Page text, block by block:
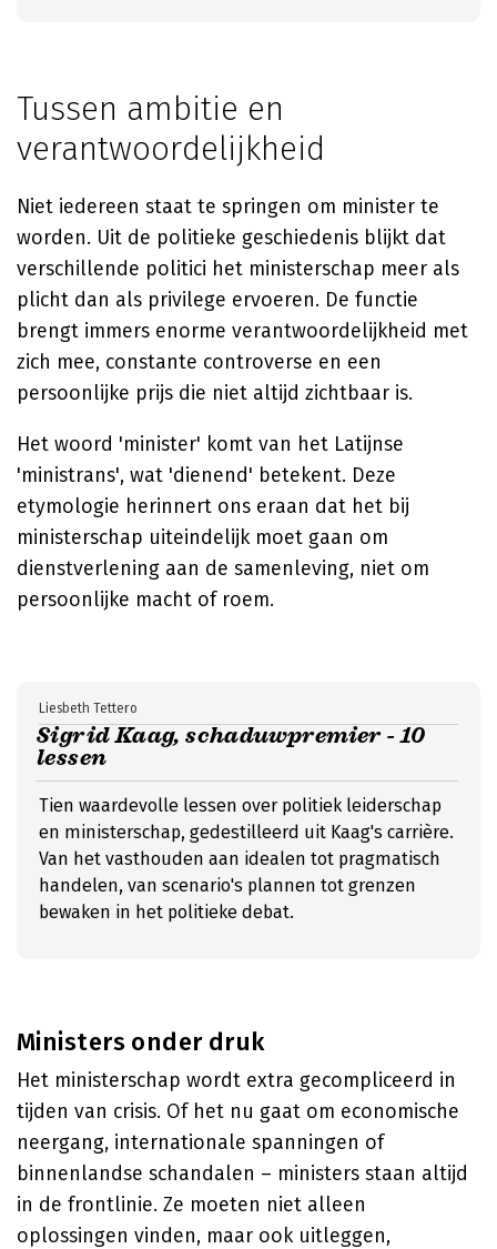
Tussen ambitie en
verantwoordelijkheid
Niet iedereen staat te springen om minister te
worden. Uit de politieke geschiedenis blijkt dat
verschillende politici het ministerschap meer als
plicht dan als privilege ervoeren. De functie
brengt immers enorme verantwoordelijkheid met
zich mee, constante controverse en een
persoonlijke prijs die niet altijd zichtbaar is.
Het woord 'minister' komt van het Latijnse
'ministrans', wat 'dienend' betekent. Deze
etymologie herinnert ons eraan dat het bij
ministerschap uiteindelijk moet gaan om
dienstverlening aan de samenleving, niet om
persoonlijke macht of roem.
Sigrid Kaag, schaduwpremier - 10
lessen
Liesbeth Tettero
Tien waardevolle lessen over politiek leiderschap
en ministerschap, gedestilleerd uit Kaag's carrière.
Van het vasthouden aan idealen tot pragmatisch
handelen, van scenario's plannen tot grenzen
bewaken in het politieke debat.
Ministers onder druk
Het ministerschap wordt extra gecompliceerd in
tijden van crisis. Of het nu gaat om economische
neergang, internationale spanningen of
binnenlandse schandalen – ministers staan altijd
in de frontlinie. Ze moeten niet alleen
oplossingen vinden, maar ook uitleggen,